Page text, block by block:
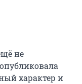
не
характер и